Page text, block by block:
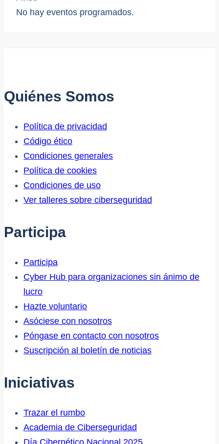
No hay eventos programados.
Quiénes Somos
Política de privacidad
Código ético
Condiciones generales
Política de cookies
Condiciones de uso
Ver talleres sobre ciberseguridad
Participa
Participa
Cyber Hub para organizaciones sin ánimo de
lucro
Hazte voluntario
Asóciese con nosotros
Póngase en contacto con nosotros
Suscripción al boletín de noticias
Iniciativas
Trazar el rumbo
Academia de Ciberseguridad
Día Cibernético Nacional 2025